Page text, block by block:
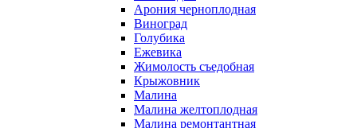
Арония черноплодная
Виноград
Голубика
Ежевика
Жимолость съедобная
Крыжовник
Малина
Малина желтоплодная
Малина ремонтантная